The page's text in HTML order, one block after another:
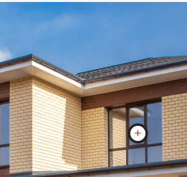
400мм. D500, (керамоблок и
Окна ELEX 70мм. белый профиль с
тройным стеклопакетом.
можно выбрать цвет профиля и
тонирование стеклопакета)